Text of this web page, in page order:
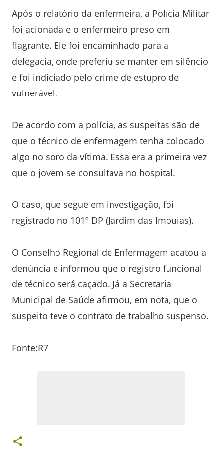
Após o relatório da enfermeira, a Polícia Militar
foi acionada e o enfermeiro preso em
flagrante. Ele foi encaminhado para a
delegacia, onde preferiu se manter em silêncio
e foi indiciado pelo crime de estupro de
vulnerável.
De acordo com a polícia, as suspeitas são de
que o técnico de enfermagem tenha colocado
algo no soro da vítima. Essa era a primeira vez
que o jovem se consultava no hospital.
O caso, que segue em investigação, foi
registrado no 101º DP (Jardim das Imbuias).
O Conselho Regional de Enfermagem acatou a
denúncia e informou que o registro funcional
de técnico será caçado. Já a Secretaria
Municipal de Saúde afirmou, em nota, que o
suspeito teve o contrato de trabalho suspenso.
Fonte:R7